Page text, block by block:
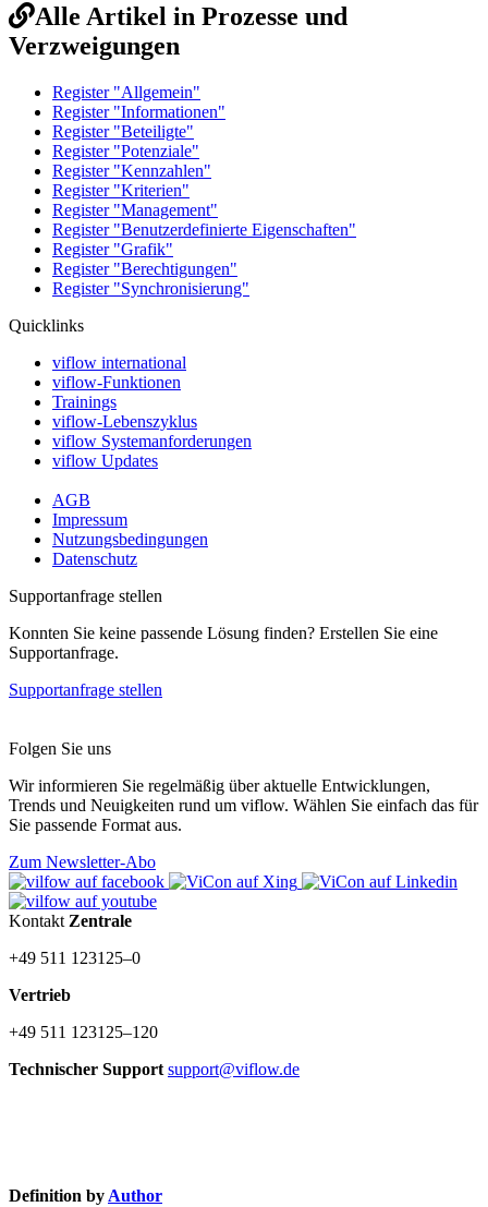
Alle Artikel in Prozesse und
Verzweigungen
Register "Allgemein"
Register "Informationen"
Register "Beteiligte"
Register "Potenziale"
Register "Kennzahlen"
Register "Kriterien"
Register "Management"
Register "Benutzerdefinierte Eigenschaften"
Register "Grafik"
Register "Berechtigungen"
Register "Synchronisierung"
Quicklinks
viflow international
viflow-Funktionen
Trainings
viflow-Lebenszyklus
viflow Systemanforderungen
viflow Updates
AGB
Impressum
Nutzungsbedingungen
Datenschutz
Supportanfrage stellen
Konnten Sie keine passende Lösung finden? Erstellen Sie eine
Supportanfrage.
Supportanfrage stellen
Folgen Sie uns
Wir informieren Sie regelmäßig über aktuelle Entwicklungen,
Trends und Neuigkeiten rund um viflow. Wählen Sie einfach das für
Sie passende Format aus.
Zum Newsletter-Abo
Kontakt Zentrale
+49 511 123125–0
Vertrieb
+49 511 123125–120
Technischer Support support@viflow.de
Definition by Author